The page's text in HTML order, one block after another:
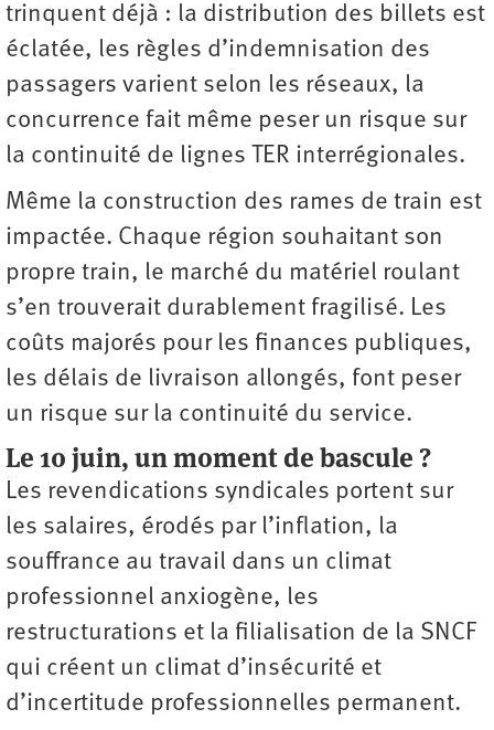
trinquent déjà : la distribution des billets est
éclatée, les règles d’indemnisation des
passagers varient selon les réseaux, la
concurrence fait même peser un risque sur
la continuité de lignes TER interrégionales.
Même la construction des rames de train est
impactée. Chaque région souhaitant son
propre train, le marché du matériel roulant
s’en trouverait durablement fragilisé. Les
coûts majorés pour les finances publiques,
les délais de livraison allongés, font peser
un risque sur la continuité du service.
Le 10 juin, un moment de bascule ?
Les revendications syndicales portent sur
les salaires, érodés par l’inflation, la
souffrance au travail dans un climat
professionnel anxiogène, les
restructurations et la filialisation de la SNCF
qui créent un climat d’insécurité et
d’incertitude professionnelles permanent.